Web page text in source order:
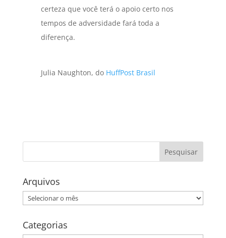
certeza que você terá o apoio certo nos
tempos de adversidade fará toda a
diferença.
Julia Naughton, do HuffPost Brasil
Arquivos
Arquivos
Categorias